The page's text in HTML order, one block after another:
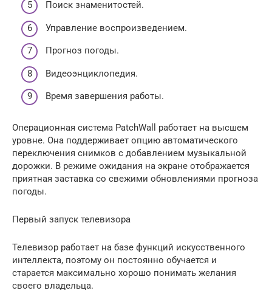
Поиск знаменитостей.
Управление воспроизведением.
Прогноз погоды.
Видеоэнциклопедия.
Время завершения работы.
Операционная система PatchWall работает на высшем
уровне. Она поддерживает опцию автоматического
переключения снимков с добавлением музыкальной
дорожки. В режиме ожидания на экране отображается
приятная заставка со свежими обновлениями прогноза
погоды.
Первый запуск телевизора
Телевизор работает на базе функций искусственного
интеллекта, поэтому он постоянно обучается и
старается максимально хорошо понимать желания
своего владельца.